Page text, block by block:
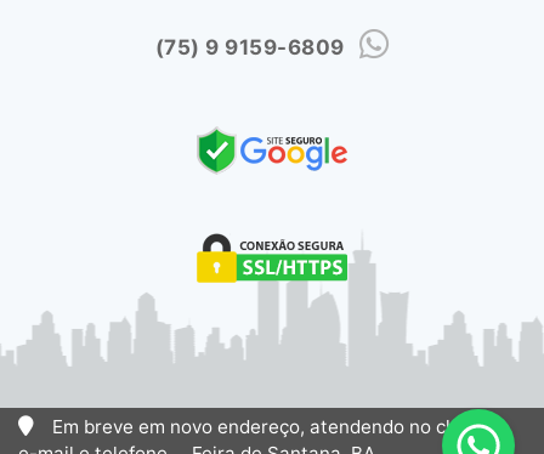
(75) 9 9159-6809
Em breve em novo endereço, atendendo no chat, via